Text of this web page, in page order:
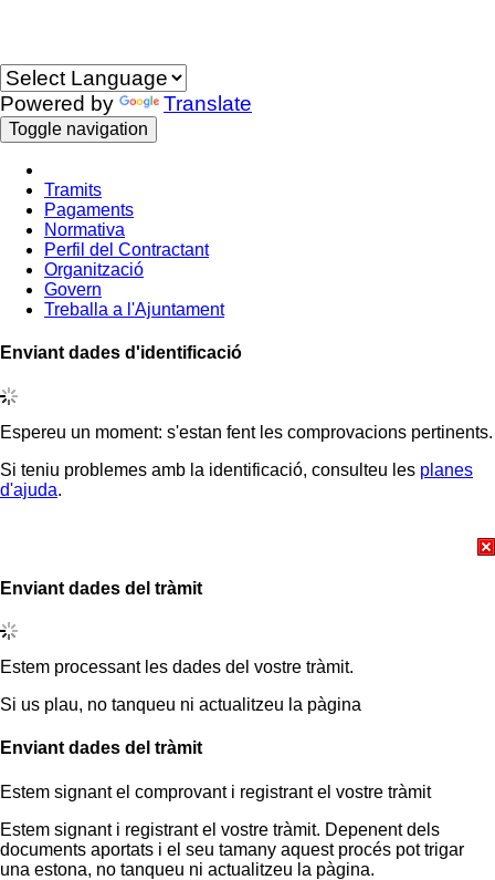
Powered by Translate
Toggle navigation
Tramits
Pagaments
Normativa
Perfil del Contractant
Organització
Govern
Treballa a l'Ajuntament
Enviant dades d'identificació
Espereu un moment: s'estan fent les comprovacions pertinents.
Si teniu problemes amb la identificació, consulteu les planes
d'ajuda.
Enviant dades del tràmit
Estem processant les dades del vostre tràmit.
Si us plau, no tanqueu ni actualitzeu la pàgina
Enviant dades del tràmit
Estem signant el comprovant i registrant el vostre tràmit
Estem signant i registrant el vostre tràmit. Depenent dels
documents aportats i el seu tamany aquest procés pot trigar
una estona, no tanqueu ni actualitzeu la pàgina.